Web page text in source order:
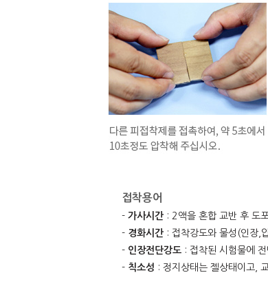
접착용어
- 가사시간 : 2액을 혼합 교반 후 도
- 경화시간 : 접착강도와 물성(인장,
- 인장전단강도 : 접착된 시험물에
- 칙소성 : 정지상태는 젤상태이고,